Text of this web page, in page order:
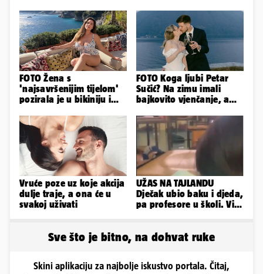
FOTO Žena s
'najsavršenijim tijelom'
pozirala je u bikiniju i
obline...
FOTO Koga ljubi Petar
Sučić? Na zimu imali
bajkovito vjenčanje, a
sin!
Vruće poze uz koje akcija
dulje traje, a ona će u
svakoj uživati
UŽAS NA TAJLANDU
Dječak ubio baku i djeda,
pa profesore u školi. Više
Sve što je bitno, na dohvat ruke
Skini aplikaciju za najbolje iskustvo portala. Čitaj,